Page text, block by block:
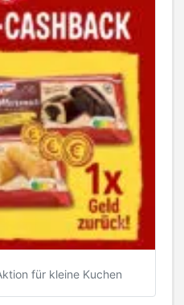
für kleine Kuchen